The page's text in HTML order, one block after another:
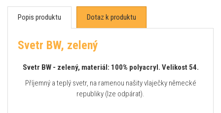
Popis produktu Dotaz k produktu
Svetr BW, zelený
Svetr BW - zelený, materiál: 100% polyacryl. Velikost 54.
Příjemný a teplý svetr, na ramenou našity vlaječky německé
republiky (lze odpárat).